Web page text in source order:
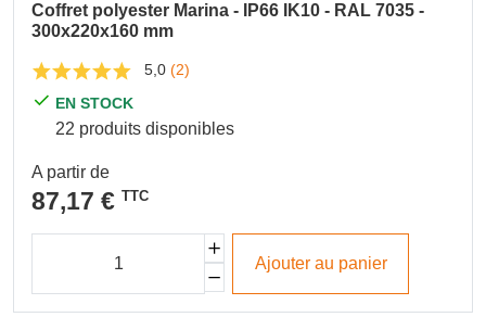
Coffret polyester Marina - IP66 IK10 - RAL 7035 -
300x220x160 mm
5,0 (2)
EN STOCK
22 produits disponibles
A partir de
87,17 € TTC
Ajouter au panier